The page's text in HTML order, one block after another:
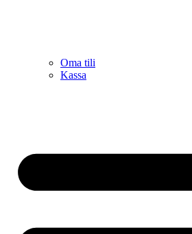
Oma tili
Kassa